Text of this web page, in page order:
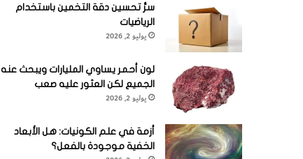
سرُّ تحسين دقة التخمين باستخدام
الرياضيات
يوليو 2, 2026
لون أحمر يساوي المليارات ويبحث عنه
الجميع لكن العثور عليه صعب
يوليو 2, 2026
أزمة في علم الكونيات: هل الأبعاد
الخفية موجودة بالفعل؟